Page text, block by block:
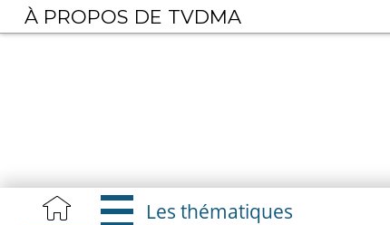
Aller
au
Les thématiques
À PROPOS DE TVDMA